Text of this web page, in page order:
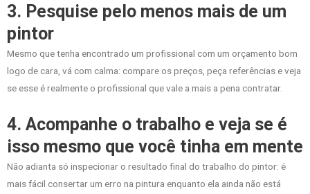
3. Pesquise pelo menos mais de um
pintor
Mesmo que tenha encontrado um profissional com um orçamento bom
logo de cara, vá com calma: compare os preços, peça referências e veja
se esse é realmente o profissional que vale a mais a pena contratar.
4. Acompanhe o trabalho e veja se é
isso mesmo que você tinha em mente
Não adianta só inspecionar o resultado final do trabalho do pintor: é
mais fácil consertar um erro na pintura enquanto ela ainda não está